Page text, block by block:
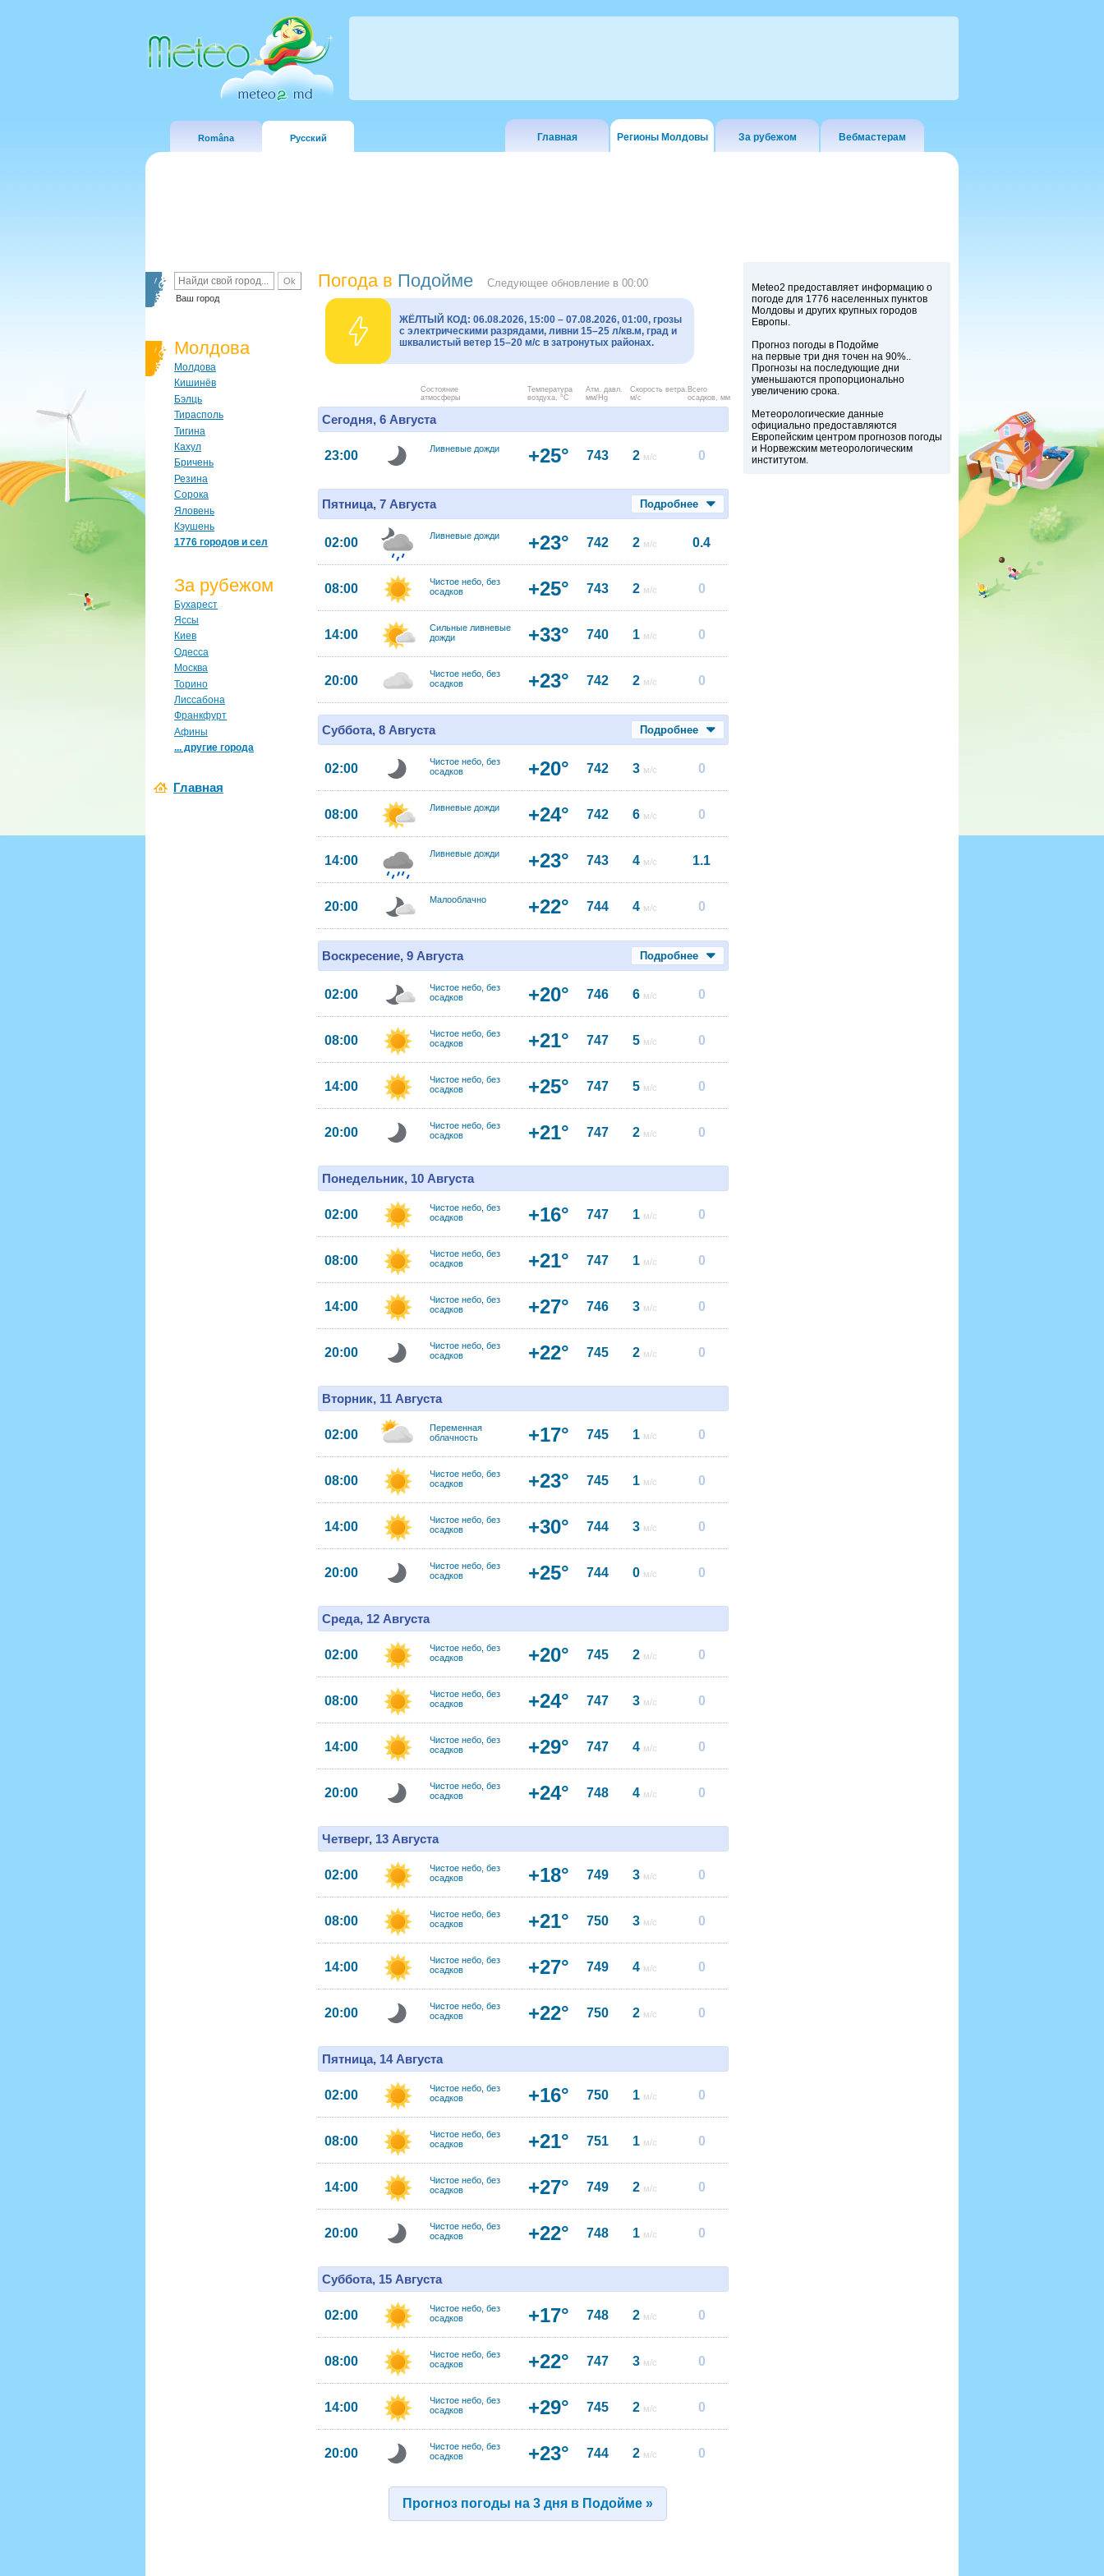
Româna Русский Главная Регионы Молдовы За рубежом Вебмастерам
Ваш город
Молдова
Молдова
Кишинёв
Бэлць
Тирасполь
Тигина
Кахул
Бричень
Резина
Сорока
Яловень
Кэушень
1776 городов и сел
За рубежом
Бухарест
Яссы
Киев
Одесса
Москва
Торино
Лиссабона
Франкфурт
Афины
... другие города
Главная
Погода в Подойме Следующее обновление в 00:00
ЖЁЛТЫЙ КОД: 06.08.2026, 15:00 – 07.08.2026, 01:00, грозы
с электрическими разрядами, ливни 15–25 л/кв.м, град и
шквалистый ветер 15–20 м/с в затронутых районах.
Состояние
атмосферы
Температура
воздуха, °C
Атм. давл.
мм/Hg
Скорость ветра.
м/с
Всего
осадков, мм
Сегодня, 6 Августа
23:00 Ливневые дожди +25° 743 2 м/с 0
Пятница, 7 Августа Подробнее
02:00 Ливневые дожди +23° 742 2 м/с 0.4
08:00
Чистое небо, без
осадков
+25° 743 2 м/с 0
14:00
Сильные ливневые
дожди
+33° 740 1 м/с 0
20:00
Чистое небо, без
осадков
+23° 742 2 м/с 0
Суббота, 8 Августа Подробнее
02:00
Чистое небо, без
осадков
+20° 742 3 м/с 0
08:00 Ливневые дожди +24° 742 6 м/с 0
14:00 Ливневые дожди +23° 743 4 м/с 1.1
20:00 Малооблачно +22° 744 4 м/с 0
Воскресение, 9 Августа Подробнее
02:00
Чистое небо, без
осадков
+20° 746 6 м/с 0
08:00
Чистое небо, без
осадков
+21° 747 5 м/с 0
14:00
Чистое небо, без
осадков
+25° 747 5 м/с 0
20:00
Чистое небо, без
осадков
+21° 747 2 м/с 0
Понедельник, 10 Августа
02:00
Чистое небо, без
осадков
+16° 747 1 м/с 0
08:00
Чистое небо, без
осадков
+21° 747 1 м/с 0
14:00
Чистое небо, без
осадков
+27° 746 3 м/с 0
20:00
Чистое небо, без
осадков
+22° 745 2 м/с 0
Вторник, 11 Августа
02:00
Переменная
облачность
+17° 745 1 м/с 0
08:00
Чистое небо, без
осадков
+23° 745 1 м/с 0
14:00
Чистое небо, без
осадков
+30° 744 3 м/с 0
20:00
Чистое небо, без
осадков
+25° 744 0 м/с 0
Среда, 12 Августа
02:00
Чистое небо, без
осадков
+20° 745 2 м/с 0
08:00
Чистое небо, без
осадков
+24° 747 3 м/с 0
14:00
Чистое небо, без
осадков
+29° 747 4 м/с 0
20:00
Чистое небо, без
осадков
+24° 748 4 м/с 0
Четверг, 13 Августа
02:00
Чистое небо, без
осадков
+18° 749 3 м/с 0
08:00
Чистое небо, без
осадков
+21° 750 3 м/с 0
14:00
Чистое небо, без
осадков
+27° 749 4 м/с 0
20:00
Чистое небо, без
осадков
+22° 750 2 м/с 0
Пятница, 14 Августа
02:00
Чистое небо, без
осадков
+16° 750 1 м/с 0
08:00
Чистое небо, без
осадков
+21° 751 1 м/с 0
14:00
Чистое небо, без
осадков
+27° 749 2 м/с 0
20:00
Чистое небо, без
осадков
+22° 748 1 м/с 0
Суббота, 15 Августа
02:00
Чистое небо, без
осадков
+17° 748 2 м/с 0
08:00
Чистое небо, без
осадков
+22° 747 3 м/с 0
14:00
Чистое небо, без
осадков
+29° 745 2 м/с 0
20:00
Чистое небо, без
осадков
+23° 744 2 м/с 0
Прогноз погоды на 3 дня в Подойме »
Meteo2 предоставляет информацию о
погоде для 1776 населенных пунктов
Молдовы и других крупных городов
Европы.
Прогноз погоды в Подойме
на первые три дня точен на 90%..
Прогнозы на последующие дни
уменьшаются пропорционально
увеличению срока.
Метеорологические данные
официально предоставляются
Европейским центром прогнозов погоды
и Норвежским метеорологическим
институтом.